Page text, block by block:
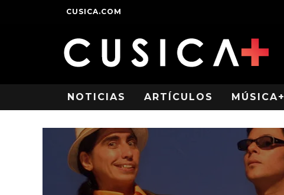
CUSICA.COM
NOTICIAS ARTÍCULOS MÚSICA+